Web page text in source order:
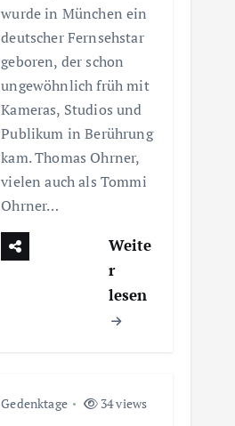
wurde in München ein
deutscher Fernsehstar
geboren, der schon
ungewöhnlich früh mit
Kameras, Studios und
Publikum in Berührung
kam. Thomas Ohrner,
vielen auch als Tommi
Ohrner…
Weite
r
lesen
Gedenktage 34 views